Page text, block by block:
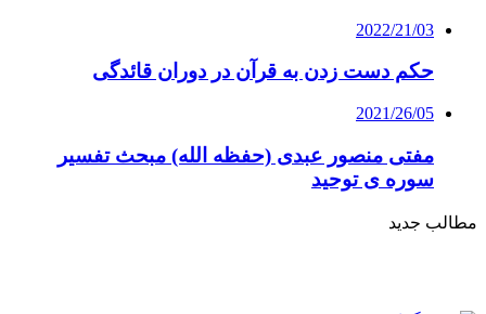
2022/21/03
حکم دست زدن به قرآن در دوران قائدگی
2021/26/05
مفتی منصور عبدی (حفظه الله) مبحث تفسیر
سوره ی توحید
مطالب جدید